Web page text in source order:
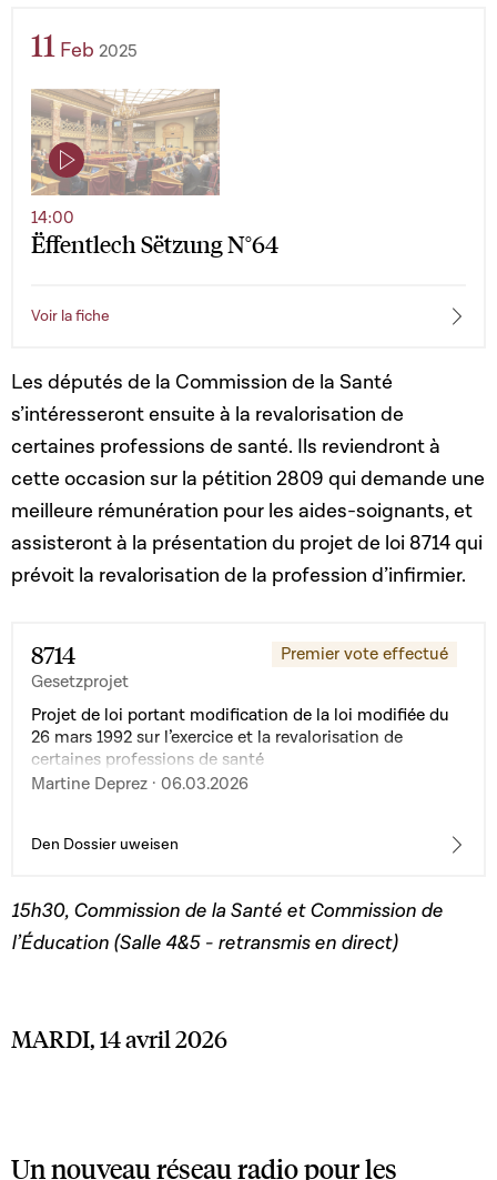
11 Feb 2025
Ëffentlech Sëtzung N°64
14:00
Voir la fiche
Les députés de la Commission de la Santé
s’intéresseront ensuite à la revalorisation de
certaines professions de santé. Ils reviendront à
cette occasion sur la pétition 2809 qui demande une
meilleure rémunération pour les aides-soignants, et
assisteront à la présentation du projet de loi 8714 qui
prévoit la revalorisation de la profession d’infirmier.
8714
Gesetzprojet
Premier vote effectué
Projet de loi portant modification de la loi modifiée du
26 mars 1992 sur l’exercice et la revalorisation de
certaines professions de santé
Martine Deprez · 06.03.2026
Den Dossier uweisen
15h30, Commission de la Santé et Commission de
l’Éducation (Salle 4&5 - retransmis en direct)
MARDI, 14 avril 2026
Un nouveau réseau radio pour les